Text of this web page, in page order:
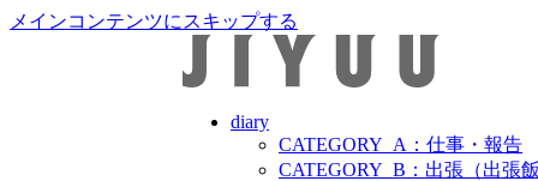
メインコンテンツにスキップする
diary
CATEGORY_A：仕事・報告
CATEGORY_B：出張（出張